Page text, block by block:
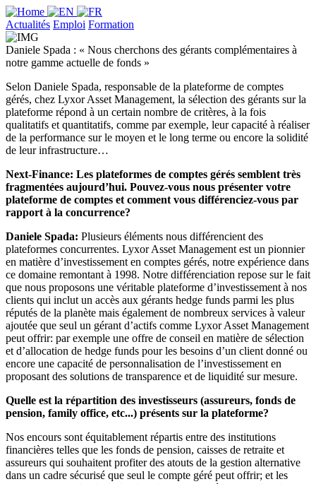
Actualités Emploi Formation
Daniele Spada : « Nous cherchons des gérants complémentaires à
notre gamme actuelle de fonds »
Selon Daniele Spada, responsable de la plateforme de comptes
gérés, chez Lyxor Asset Management, la sélection des gérants sur la
plateforme répond à un certain nombre de critères, à la fois
qualitatifs et quantitatifs, comme par exemple, leur capacité à réaliser
de la performance sur le moyen et le long terme ou encore la solidité
de leur infrastructure…
Next-Finance: Les plateformes de comptes gérés semblent très
fragmentées aujourd’hui. Pouvez-vous nous présenter votre
plateforme de comptes et comment vous différenciez-vous par
rapport à la concurrence?
Daniele Spada: Plusieurs éléments nous différencient des
plateformes concurrentes. Lyxor Asset Management est un pionnier
en matière d’investissement en comptes gérés, notre expérience dans
ce domaine remontant à 1998. Notre différenciation repose sur le fait
que nous proposons une véritable plateforme d’investissement à nos
clients qui inclut un accès aux gérants hedge funds parmi les plus
réputés de la planète mais également de nombreux services à valeur
ajoutée que seul un gérant d’actifs comme Lyxor Asset Management
peut offrir: par exemple une offre de conseil en matière de sélection
et d’allocation de hedge funds pour les besoins d’un client donné ou
encore une capacité de personnalisation de l’investissement en
proposant des solutions de transparence et de liquidité sur mesure.
Quelle est la répartition des investisseurs (assureurs, fonds de
pension, family office, etc...) présents sur la plateforme?
Nos encours sont équitablement répartis entre des institutions
financières telles que les fonds de pension, caisses de retraite et
assureurs qui souhaitent profiter des atouts de la gestion alternative
dans un cadre sécurisé que seul le compte géré peut offrir; et les